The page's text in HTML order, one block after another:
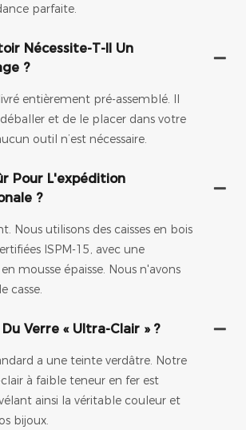
parfaite.
Nécessite-T-Il Un
?
entièrement pré-assemblé. Il
et de le placer dans votre
outil n’est nécessaire.
Pour L'expédition
?
Nous utilisons des caisses en bois
ISPM-15, avec une
mousse épaisse. Nous n'avons
casse.
Verre « Ultra-Clair » ?
a une teinte verdâtre. Notre
à faible teneur en fer est
ainsi la véritable couleur et
bijoux.